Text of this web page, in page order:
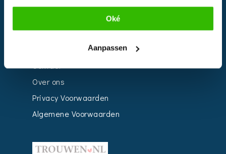
Oké
Aanpassen
Over ons
Privacy Voorwaarden
Algemene Voorwaarden